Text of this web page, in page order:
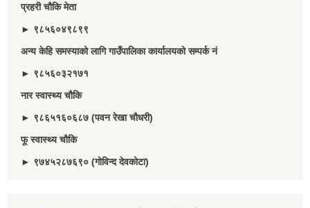
प्रहरी चौकि मेता
► ९८५६०४९८९९
अन्य केहि समस्याको लागि गाउँपालिका कार्यालयको सम्पर्क नं
► ९८५६०३२१७१
नार स्वास्थ्य चौकि
► ९८६५१६०६८७ (पवन रेखा चौधरी)
फू स्वास्थ्य चौकि
► ९७४५२८७६९० (गोविन्द देवकोटा)